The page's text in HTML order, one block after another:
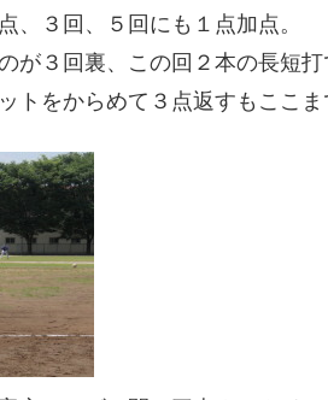
、３回、５回にも１点加点。
が３回裏、この回２本の長短打
トをからめて３点返すもここま